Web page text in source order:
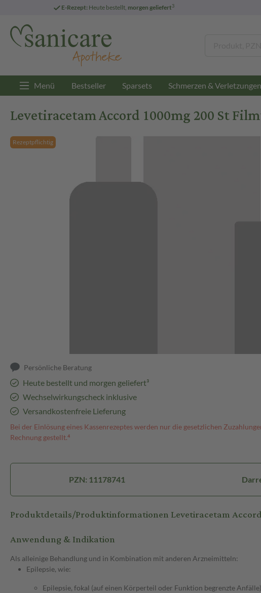
E-Rezept: Heute bestellt, morgen geliefert3
Menü Bestseller Sparsets Schmerzen & Verletzungen
Levetiracetam Accord 1000mg 200 St
Rezeptpflichtig
Persönliche Beratung
Heute bestellt und morgen geliefert³
Wechselwirkungscheck inklusive
Versandkostenfreie Lieferung
Bei der Einlösung eines Kassenrezeptes werden nur die gesetzlichen
Rechnung gestellt.⁴
PZN: 11178741
Produktdetails/Produktinformationen Levetiracetam
Anwendung & Indikation
Als alleinige Behandlung und in Kombination mit anderen Arzneimitteln:
Epilepsie, wie:
Epilepsie, fokal (auf einen Körperteil oder Funktion begrenzte Anfälle)